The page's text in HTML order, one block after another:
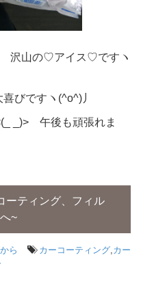
山の♡アイス♡ですヽ
びですヽ(^o^)丿
_)> 午後も頑張れま
ティング、フィル
~
ら カーコーティング カー